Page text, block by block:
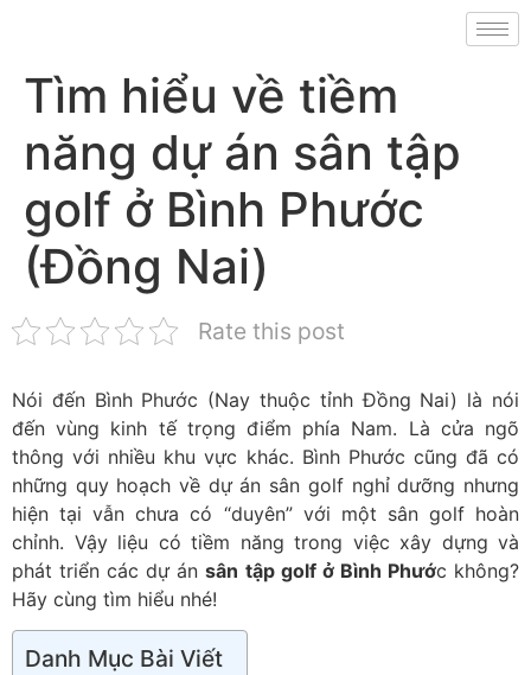
Tìm hiểu về tiềm
năng dự án sân tập
golf ở Bình Phước
(Đồng Nai)
Rate this post
Nói đến Bình Phước (Nay thuộc tỉnh Đồng Nai) là nói
đến vùng kinh tế trọng điểm phía Nam. Là cửa ngõ
thông với nhiều khu vực khác. Bình Phước cũng đã có
những quy hoạch về dự án sân golf nghỉ dưỡng nhưng
hiện tại vẫn chưa có “duyên” với một sân golf hoàn
chỉnh. Vậy liệu có tiềm năng trong việc xây dựng và
phát triển các dự ánsân tập golf ở Bình Phước không?
Hãy cùng tìm hiểu nhé!
Danh Mục Bài Viết